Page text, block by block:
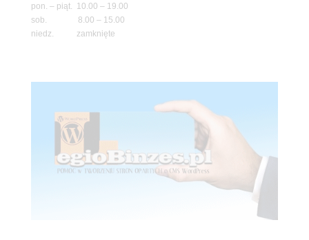
pon. – piąt. 10.00 – 19.00
sob. 8.00 – 15.00
niedz. zamknięte